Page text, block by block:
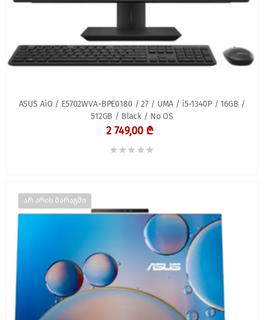
ASUS AiO / E5702WVA-BPE0180 / 27 / UMA / i5-1340P / 16GB /
512GB / Black / No OS
2 749,00 ₾
არ არის მარაგში